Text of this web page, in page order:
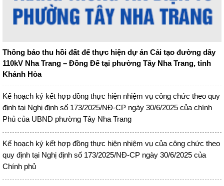
Thông báo thu hồi đất để thực hiện dự án Cải tạo đường dây
110kV Nha Trang – Đồng Đế tại phường Tây Nha Trang, tỉnh
Khánh Hòa
Kế hoạch ký kết hợp đồng thực hiện nhiệm vụ công chức theo quy
định tại Nghị định số 173/2025/NĐ-CP ngày 30/6/2025 của chính
Phủ của UBND phường Tây Nha Trang
Kế hoạch ký kết hợp đồng thực hiện nhiệm vụ của công chức theo
quy định tại Nghị định số 173/2025/NĐ-CP ngày 30/6/2025 của
Chính phủ